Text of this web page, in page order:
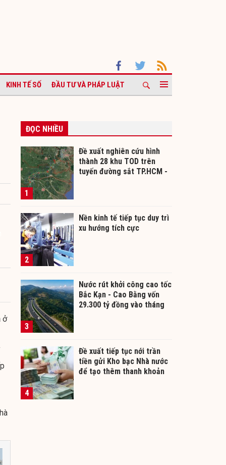
KINH TẾ SỐ ĐẦU TƯ VÀ PHÁP LUẬT
ở
ĐỌC NHIỀU
1
Đề xuất nghiên cứu hình
thành 28 khu TOD trên
tuyến đường sắt TP.HCM -
2
Nền kinh tế tiếp tục duy trì
xu hướng tích cực
3
Nước rút khởi công cao tốc
Bắc Kạn - Cao Bằng vốn
29.300 tỷ đồng vào tháng
4
Đề xuất tiếp tục nới trần
tiền gửi Kho bạc Nhà nước
để tạo thêm thanh khoản